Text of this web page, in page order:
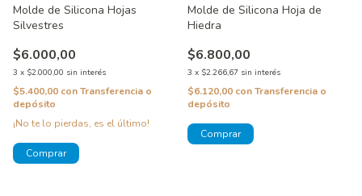
Molde de Silicona Hojas
Silvestres
$6.000,00
3 x $2.000,00 sin interés
$5.400,00 conTransferencia o
depósito
¡No te lo pierdas, es el último!
Molde de Silicona Hoja de
Hiedra
$6.800,00
3 x $2.266,67 sin interés
$6.120,00 conTransferencia o
depósito